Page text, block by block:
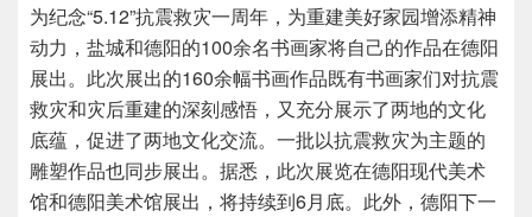
为纪念“5.12”抗震救灾一周年，为重建美好家园增添精神
动力，盐城和德阳的100余名书画家将自己的作品在德阳
展出。此次展出的160余幅书画作品既有书画家们对抗震
救灾和灾后重建的深刻感悟，又充分展示了两地的文化
底蕴，促进了两地文化交流。一批以抗震救灾为主题的
雕塑作品也同步展出。据悉，此次展览在德阳现代美术
馆和德阳美术馆展出，将持续到6月底。此外，德阳下一